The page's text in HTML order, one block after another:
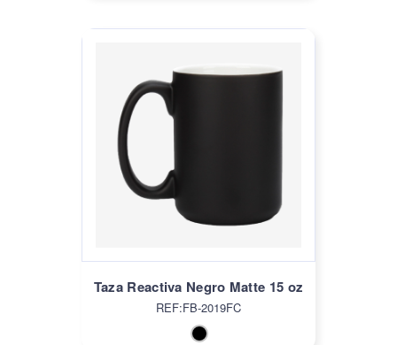
Taza Reactiva Negro Matte 15 oz
REF:FB-2019FC